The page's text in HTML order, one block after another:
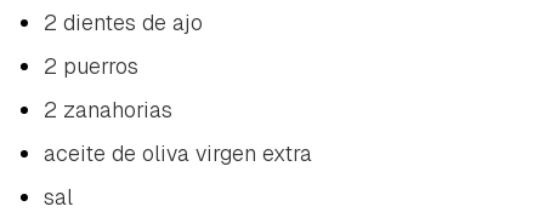
2 dientes de ajo
2 puerros
2 zanahorias
aceite de oliva virgen extra
sal